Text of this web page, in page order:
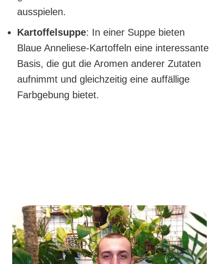
ausspielen.
Kartoffelsuppe: In einer Suppe bieten
Blaue Anneliese-Kartoffeln eine interessante
Basis, die gut die Aromen anderer Zutaten
aufnimmt und gleichzeitig eine auffällige
Farbgebung bietet.